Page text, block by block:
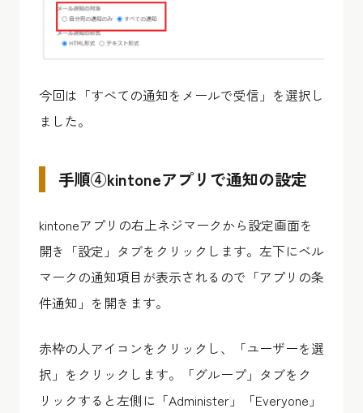
今回は「すべての通知をメールで受信」を選択し
ました。
手順④kintoneアプリで通知の設定
kintoneアプリの右上ネジマークから設定画面を
開き「設定」タブをクリックします。左下にベル
マークの通知項目が表示されるので「アプリの条
件通知」を開きます。
赤枠の人アイコンをクリックし、「ユーザーを選
択」をクリックします。「グループ」タブをク
リックすると左側に「Administer」「Everyone」